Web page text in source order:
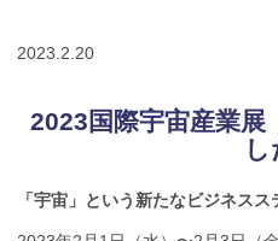
2023. 2.20
2023国際宇宙産業展
し
「宇宙」という新たなビジネスス